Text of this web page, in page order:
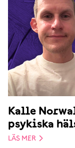
Kalle
psykiska
LÄS MER